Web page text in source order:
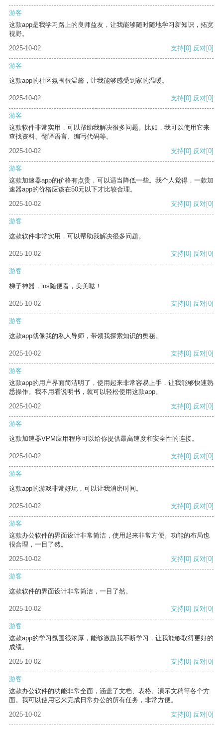
游客
这款app是我学习路上的良师益友，让我能够随时随地学习新知识，拓宽
视野。
2025-10-02
支持[0] 反对[0]
游客
这款app的社区氛围很温馨，让我能够感受到家的温暖。
2025-10-02 支持[0] 反对[0]
游客
这款软件非常实用，可以帮助我解决很多问题。比如，我可以使用它来
查找资料、翻译语言、编写代码等。
2025-10-02
支持[0] 反对[0]
游客
这款加速器app的价格有点贵，可以适当降低一些。我个人觉得，一款加
速器app的价格应该在50元以下才比较合理。
2025-10-02
支持[0] 反对[0]
游客
这款软件非常实用，可以帮助我解决很多问题。
2025-10-02 支持[0] 反对[0]
游客
梯子神器，ins随便看，美美哒！
2025-10-02 支持[0] 反对[0]
游客
这款app就像我的私人导师，带领我探索知识的奥秘。
2025-10-02 支持[0] 反对[0]
游客
这款app的用户界面简洁明了，使用起来非常容易上手，让我能够快速熟
悉操作。我不用看说明书，就可以轻松使用这款app。
2025-10-02
支持[0] 反对[0]
游客
这款加速器VPM应用程序可以给你提供最高速度和安全性的连接。
2025-10-02 支持[0] 反对[0]
游客
这款app的游戏非常好玩，可以让我消磨时间。
2025-10-02 支持[0] 反对[0]
游客
这款办公软件的界面设计非常简洁，使用起来非常方便。功能的布局也
很合理，一目了然。
2025-10-02
支持[0] 反对[0]
游客
这款软件的界面设计非常简洁，一目了然。
2025-10-02 支持[0] 反对[0]
游客
这款app的学习氛围很浓厚，能够激励我不断学习，让我能够取得更好的
成绩。
2025-10-02
支持[0] 反对[0]
游客
这款办公软件的功能非常全面，涵盖了文档、表格、演示文稿等各个方
面。我可以使用它来完成日常办公的所有任务，非常方便。
2025-10-02
支持[0] 反对[0]